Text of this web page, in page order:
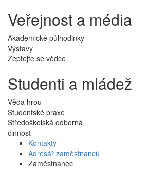
Veřejnost a média
Akademické půlhodinky
Výstavy
Zeptejte se vědce
Studenti a mládež
Věda hrou
Studentské praxe
Středoškolská odborná
činnost
Kontakty
Adresář zaměstnanců
Zaměstnanec